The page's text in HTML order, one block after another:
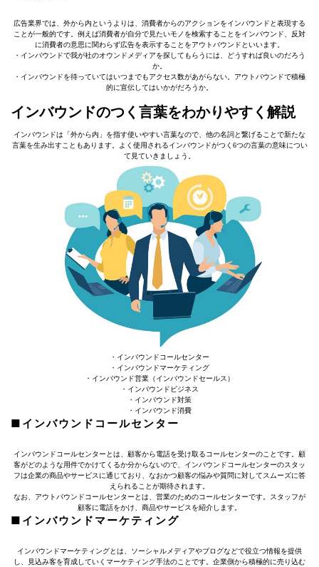
広告業界では、外から内というよりは、消費者からのアクションをインバウンドと表現する
ことが一般的です。例えば消費者が自分で見たいモノを検索することをインバウンド、反対
に消費者の意思に関わらず広告を表示することをアウトバウンドといいます。
・インバウンドで我が社のオウンドメディアを探してもらうには、どうすれば良いのだろう
か。
・インバウンドを待っていてはいつまでもアクセス数があがらない。アウトバウンドで積極
的に宣伝してはいかがだろうか。
インバウンドのつく言葉をわかりやすく解説
インバウンドは「外から内」を指す使いやすい言葉なので、他の名詞と繋げることで新たな
言葉を生み出すこともあります。よく使用されるインバウンドがつく6つの言葉の意味につい
て見ていきましょう。
・インバウンドコールセンター
・インバウンドマーケティング
・インバウンド営業（インバウンドセールス）
・インバウンドビジネス
・インバウンド対策
・インバウンド消費
■インバウンドコールセンター
インバウンドコールセンターとは、顧客から電話を受け取るコールセンターのことです。顧
客がどのような用件でかけてくるか分からないので、インバウンドコールセンターのスタッ
フは企業の商品やサービスに通じており、なおかつ顧客の悩みや質問に対してスムーズに答
えられることが期待されます。
なお、アウトバウンドコールセンターとは、営業のためのコールセンターです。スタッフが
顧客に電話をかけ、商品やサービスを紹介します。
■インバウンドマーケティング
インバウンドマーケティングとは、ソーシャルメディアやブログなどで役立つ情報を提供
し、見込み客を育成していくマーケティング手法のことです。企業側から積極的に売り込む